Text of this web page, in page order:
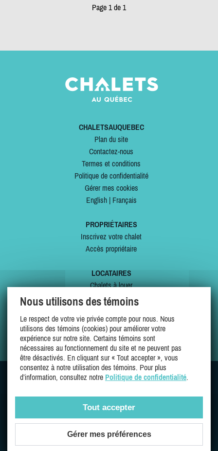
Page 1 de 1
CHALETSAUQUEBEC
Plan du site
Contactez-nous
Termes et conditions
Politique de confidentialité
Gérer mes cookies
English| Français
PROPRIÉTAIRES
Inscrivez votre chalet
Accès propriétaire
LOCATAIRES
Chalets à louer
Chalets à vendre
Offres spéciales
Mes favoris
SUIVEZ-NOUS SUR
Une entreprise 100% québécoise et fière de l'être
Nous utilisons des témoins
Le respect de votre vie privée compte pour nous. Nous
utilisons des témoins (cookies) pour améliorer votre
expérience sur notre site. Certains témoins sont
nécessaires au fonctionnement du site et ne peuvent pas
être désactivés. En cliquant sur « Tout accepter », vous
consentez à notre utilisation des témoins. Pour plus
d’information, consultez notre Politique de confidentialité.
Tout accepter
Gérer mes préférences